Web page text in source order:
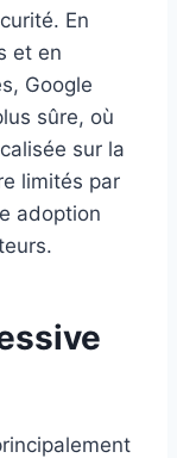
En
et en
Google
sûre, où
sur la
limités par
adoption